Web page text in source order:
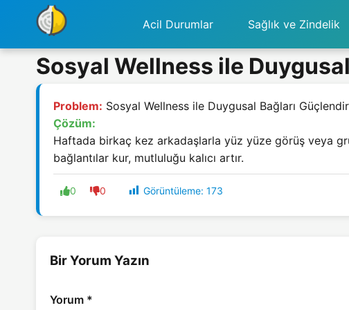
Acil Durumlar Sağlık ve Zindelik
Sosyal Wellness ile
Problem: Sosyal Wellness ile Duygusal Bağları Güçlendir
Çözüm:
Haftada birkaç kez arkadaşlarla yüz yüze görüş veya
bağlantılar kur, mutluluğu kalıcı artır.
0 0 Görüntüleme: 173
Bir Yorum Yazın
Yorum *